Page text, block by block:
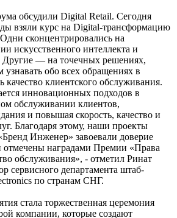
обсудили Digital Retail. Сегодня
взяли курс на Digital-трансформацию
сконцентрировались на
искусственного интеллекта и
— на точечных решениях,
обо всех обращениях в
клиентского обслуживания.
инновационных подходов в
обслуживании клиентов,
и повышая скорость, качество и
Благодаря этому, наши проекты
Инженер» завоевали доверие
отмечены наградами Премии «Права
обслуживания», - отметил Ринат
сервисного департамента штаб-
по странам СНГ.
стала торжественная церемония
компании, которые создают